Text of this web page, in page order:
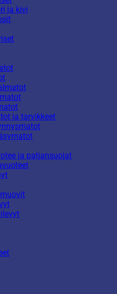
ja kivi
ja tarvikkeet
ja patjansuojat